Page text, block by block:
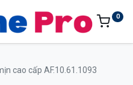
0
cao cấp AF.10.61.1093